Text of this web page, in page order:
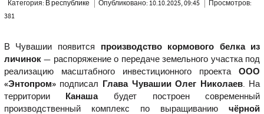
Категория: В республике Опубликовано: 10.10.2025, 09:45
Просмотров:
381
В Чувашии появится производство кормового белка из
личинок— распоряжение о передаче земельного участка под
реализацию масштабного инвестиционного проектаООО
«Энтопром»подписал Глава Чувашии Олег Николаев. На
территории Канашабудет построен современный
производственный комплекс по выращиваниючёрной